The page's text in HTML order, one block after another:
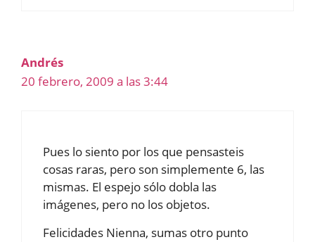
Andrés
20 febrero, 2009 a las 3:44
Pues lo siento por los que pensasteis
cosas raras, pero son simplemente 6, las
mismas. El espejo sólo dobla las
imágenes, pero no los objetos.
Felicidades Nienna, sumas otro punto